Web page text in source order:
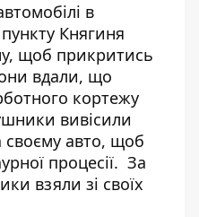
в
Княгиня
щоб прикритись
вдали, що
кортежу
вивісили
авто, щоб
процесії. За
взяли зі своїх